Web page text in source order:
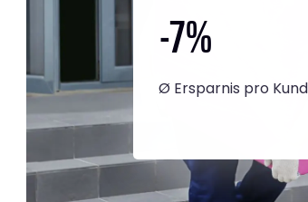
-7%
Ø Ersparnis pro